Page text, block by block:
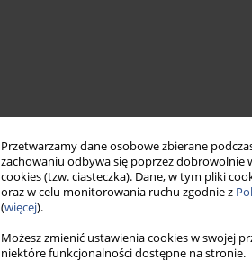
Przetwarzamy dane osobowe zbierane
zachowaniu odbywa się poprzez dobrowolnie
cookies (tzw. ciasteczka). Dane, w tym pliki
oraz w celu monitorowania ruchu zgodnie z
(więcej).
Możesz zmienić ustawienia cookies w swojej
niektóre funkcjonalności dostępne na stronie.